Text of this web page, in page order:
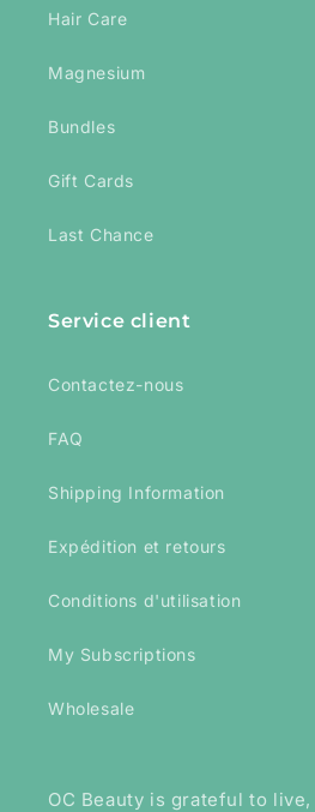
Hair Care
Magnesium
Bundles
Gift Cards
Last Chance
Service client
Contactez-nous
FAQ
Shipping Information
Expédition et retours
Conditions d'utilisation
My Subscriptions
Wholesale
OC Beauty is grateful to